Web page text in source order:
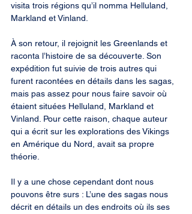
visita trois régions qu’il nomma Helluland,
Markland et Vinland.
À son retour, il rejoignit les Greenlands et
raconta l’histoire de sa découverte. Son
expédition fut suivie de trois autres qui
furent racontées en détails dans les sagas,
mais pas assez pour nous faire savoir où
étaient situées Helluland, Markland et
Vinland. Pour cette raison, chaque auteur
qui a écrit sur les explorations des Vikings
en Amérique du Nord, avait sa propre
théorie.
Il y a une chose cependant dont nous
pouvons être surs : L’une des sagas nous
décrit en détails un des endroits où ils ses